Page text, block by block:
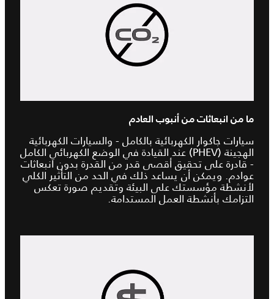
ما من انبعاثات من أنبوب العادم
سيارات جاكوار الكهربائية بالكامل - والسيارات الكهربائية
الهجينة (PHEV) عند القيادة في الوضع الكهربائي الكامل
- قادرة على تحقيق أقصى قدر من القدرة بدون انبعاثات
عوادم. ويمكن أن يساعد ذلك في الحد من التأثير الكلي
لأنشطة مؤسستك على البيئة وتقديم صورة تعكس
التزامك بأنشطة العمل المستدامة.